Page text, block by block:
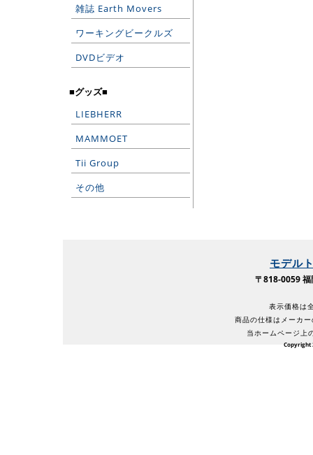
雑誌 Earth Movers
ワーキングビークルズ
DVDビデオ
■グッズ■
LIEBHERR
MAMMOET
Tii Group
その他
モデル
〒818-0059
表示価格は
商品の仕様はメーカ
当ホームページ上
Copyright